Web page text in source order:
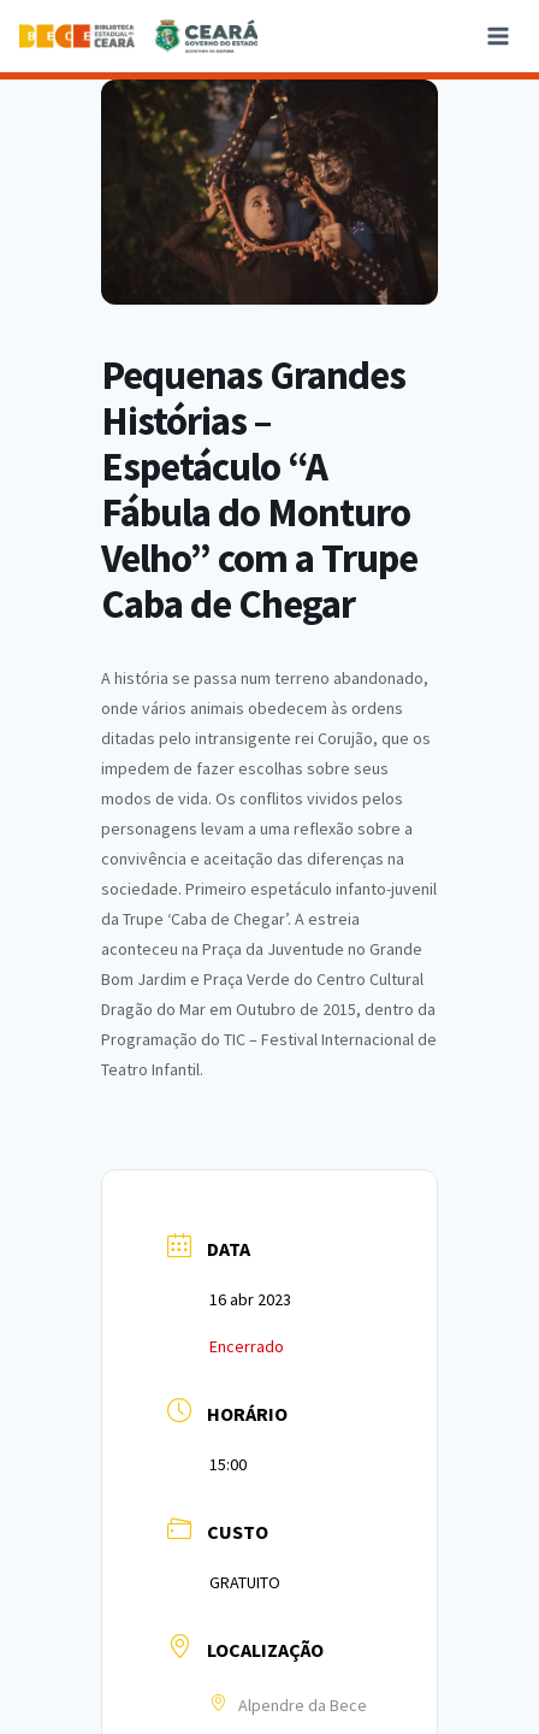
Pequenas Grandes
Histórias –
Espetáculo “A
Fábula do Monturo
Velho” com a Trupe
Caba de Chegar
A história se passa num terreno abandonado,
onde vários animais obedecem às ordens
ditadas pelo intransigente rei Corujão, que os
impedem de fazer escolhas sobre seus
modos de vida. Os conflitos vividos pelos
personagens levam a uma reflexão sobre a
convivência e aceitação das diferenças na
sociedade. Primeiro espetáculo infanto-juvenil
da Trupe ‘Caba de Chegar’. A estreia
aconteceu na Praça da Juventude no Grande
Bom Jardim e Praça Verde do Centro Cultural
Dragão do Mar em Outubro de 2015, dentro da
Programação do TIC – Festival Internacional de
Teatro Infantil.
DATA
16 abr 2023
Encerrado
HORÁRIO
15:00
CUSTO
GRATUITO
LOCALIZAÇÃO
Alpendre da Bece